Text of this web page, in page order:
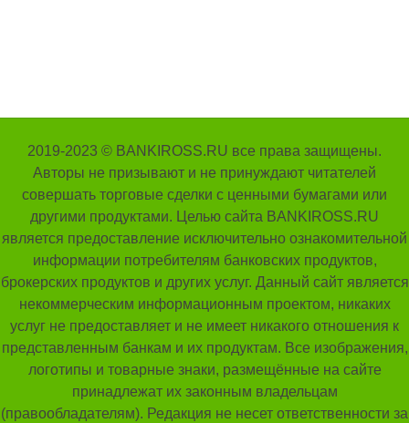
2019-2023 © BANKIROSS.RU все права защищены.
Авторы не призывают и не принуждают читателей
совершать торговые сделки с ценными бумагами или
другими продуктами. Целью сайта BANKIROSS.RU
является предоставление исключительно ознакомительной
информации потребителям банковских продуктов,
брокерских продуктов и других услуг. Данный сайт является
некоммерческим информационным проектом, никаких
услуг не предоставляет и не имеет никакого отношения к
представленным банкам и их продуктам. Все изображения,
логотипы и товарные знаки, размещённые на сайте
принадлежат их законным владельцам
(правообладателям). Редакция не несет ответственности за